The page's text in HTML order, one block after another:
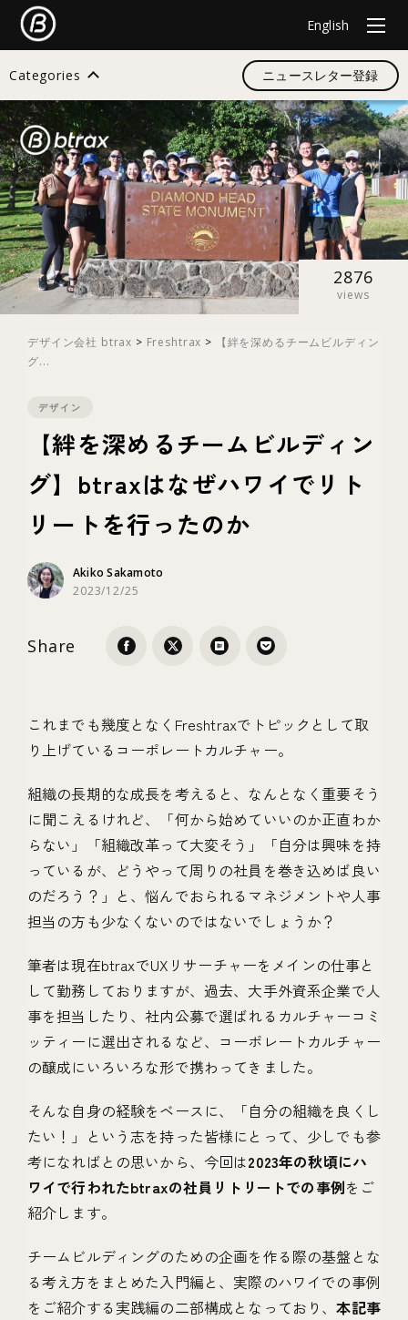
English
Categories
検索
すべて
デザイン
イノベーション
テクノロジー
ブランディング
ニュースレター登録
2876
views
デザイン会社 btrax > Freshtrax >
【絆を深めるチームビルディン
グ...
デザイン
【絆を深めるチームビルディン
グ】btraxはなぜハワイでリト
リートを行ったのか
Akiko Sakamoto
2023/12/25
Share
これまでも幾度となくFreshtraxでトピックとして取
り上げているコーポレートカルチャー。
組織の長期的な成長を考えると、なんとなく重要そう
に聞こえるけれど、「何から始めていいのか正直わか
らない」「組織改革って大変そう」「自分は興味を持
っているが、どうやって周りの社員を巻き込めば良い
のだろう？」と、悩んでおられるマネジメントや人事
担当の方も少なくないのではないでしょうか？
筆者は現在btraxでUXリサーチャーをメインの仕事と
して勤務しておりますが、過去、大手外資系企業で人
事を担当したり、社内公募で選ばれるカルチャーコミ
ッティーに選出されるなど、コーポレートカルチャー
の醸成にいろいろな形で携わってきました。
そんな自身の経験をベースに、「自分の組織を良くし
たい！」という志を持った皆様にとって、少しでも参
考になればとの思いから、今回は2023年の秋頃にハ
ワイで行われたbtraxの社員リトリートでの事例をご
紹介します。
チームビルディングのための企画を作る際の基盤とな
る考え方をまとめた入門編と、実際のハワイでの事例
をご紹介する実践編の二部構成となっており、本記事